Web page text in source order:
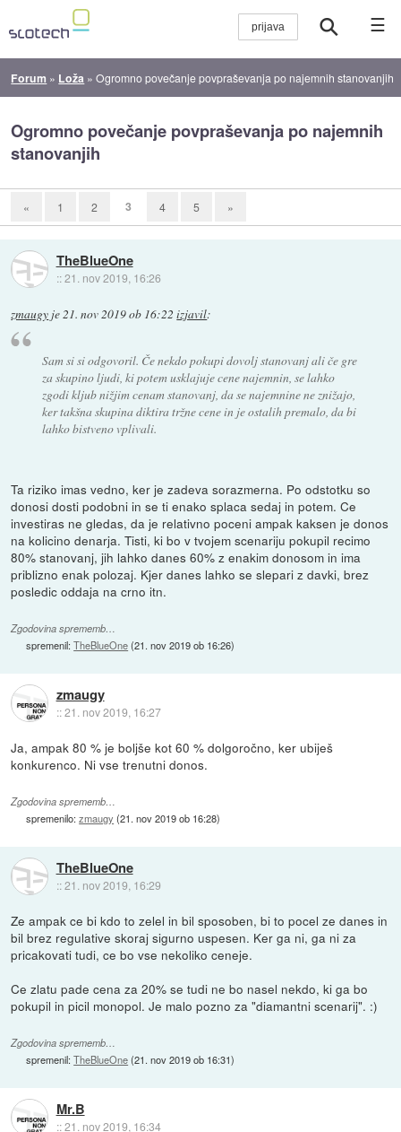
☰
Forum » Loža »Ogromno povečanje povpraševanja po najemnih stanovanjih
Ogromno povečanje povpraševanja po najemnih
stanovanjih
« 1 2 3 4 5 »
TheBlueOne
::21. nov 2019, 16:26
zmaugy je21. nov 2019 ob 16:22 izjavil:
Sam si si odgovoril. Če nekdo pokupi dovolj stanovanj ali če gre
za skupino ljudi, ki potem usklajuje cene najemnin, se lahko
zgodi kljub nižjim cenam stanovanj, da se najemnine ne znižajo,
ker takšna skupina diktira tržne cene in je ostalih premalo, da bi
lahko bistveno vplivali.
Ta riziko imas vedno, ker je zadeva sorazmerna. Po odstotku so
donosi dosti podobni in se ti enako splaca sedaj in potem. Ce
investiras ne gledas, da je relativno poceni ampak kaksen je donos
na kolicino denarja. Tisti, ki bo v tvojem scenariju pokupil recimo
80% stanovanj, jih lahko danes 60% z enakim donosom in ima
priblizno enak polozaj. Kjer danes lahko se slepari z davki, brez
posledic oddaja na crno itn.
Zgodovina sprememb…
spremenil:TheBlueOne(21. nov 2019 ob 16:26)
zmaugy
::21. nov 2019, 16:27
Ja, ampak 80 % je boljše kot 60 % dolgoročno, ker ubiješ
konkurenco. Ni vse trenutni donos.
Zgodovina sprememb…
spremenilo:zmaugy (21. nov 2019 ob 16:28)
TheBlueOne
::21. nov 2019, 16:29
Ze ampak ce bi kdo to zelel in bil sposoben, bi to pocel ze danes in
bil brez regulative skoraj sigurno uspesen. Ker ga ni, ga ni za
pricakovati tudi, ce bo vse nekoliko ceneje.
Ce zlatu pade cena za 20% se tudi ne bo nasel nekdo, ki ga bo
pokupil in picil monopol. Je malo pozno za "diamantni scenarij". :)
Zgodovina sprememb…
spremenil:TheBlueOne(21. nov 2019 ob 16:31)
Mr.B
::21. nov 2019, 16:34